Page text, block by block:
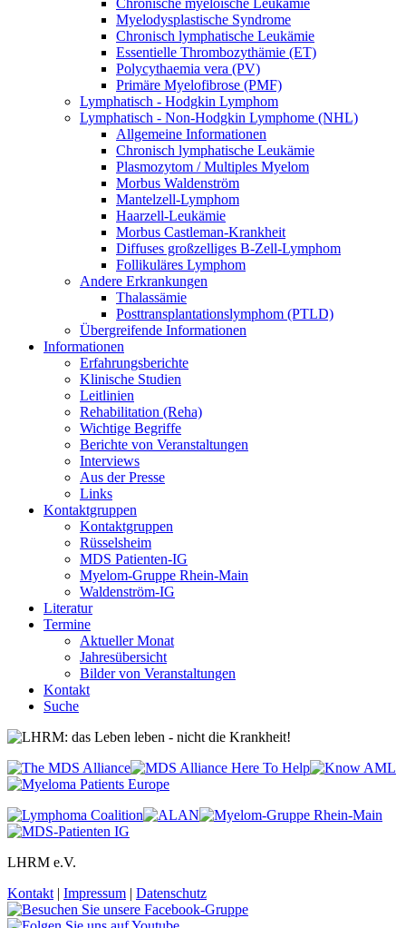
Myelodysplastische Syndrome
Chronisch lymphatische Leukämie
Essentielle Thrombozythämie (ET)
Polycythaemia vera (PV)
Primäre Myelofibrose (PMF)
Lymphatisch - Hodgkin Lymphom
Lymphatisch - Non-Hodgkin Lymphome (NHL)
Allgemeine Informationen
Chronisch lymphatische Leukämie
Plasmozytom / Multiples Myelom
Morbus Waldenström
Mantelzell-Lymphom
Haarzell-Leukämie
Morbus Castleman-Krankheit
Diffuses großzelliges B-Zell-Lymphom
Follikuläres Lymphom
Andere Erkrankungen
Thalassämie
Posttransplantationslymphom (PTLD)
Übergreifende Informationen
Informationen
Erfahrungsberichte
Klinische Studien
Leitlinien
Rehabilitation (Reha)
Wichtige Begriffe
Berichte von Veranstaltungen
Interviews
Aus der Presse
Links
Kontaktgruppen
Kontaktgruppen
Rüsselsheim
MDS Patienten-IG
Myelom-Gruppe Rhein-Main
Waldenström-IG
Literatur
Termine
Aktueller Monat
Jahresübersicht
Bilder von Veranstaltungen
Kontakt
Suche
LHRM e.V.
Kontakt | Impressum | Datenschutz